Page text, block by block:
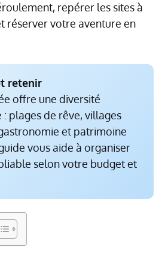
repérer les sites à
réserver votre aventure en
retenir
offre une diversité
plages de rêve, villages
et patrimoine
vous aide à organiser
selon votre budget et